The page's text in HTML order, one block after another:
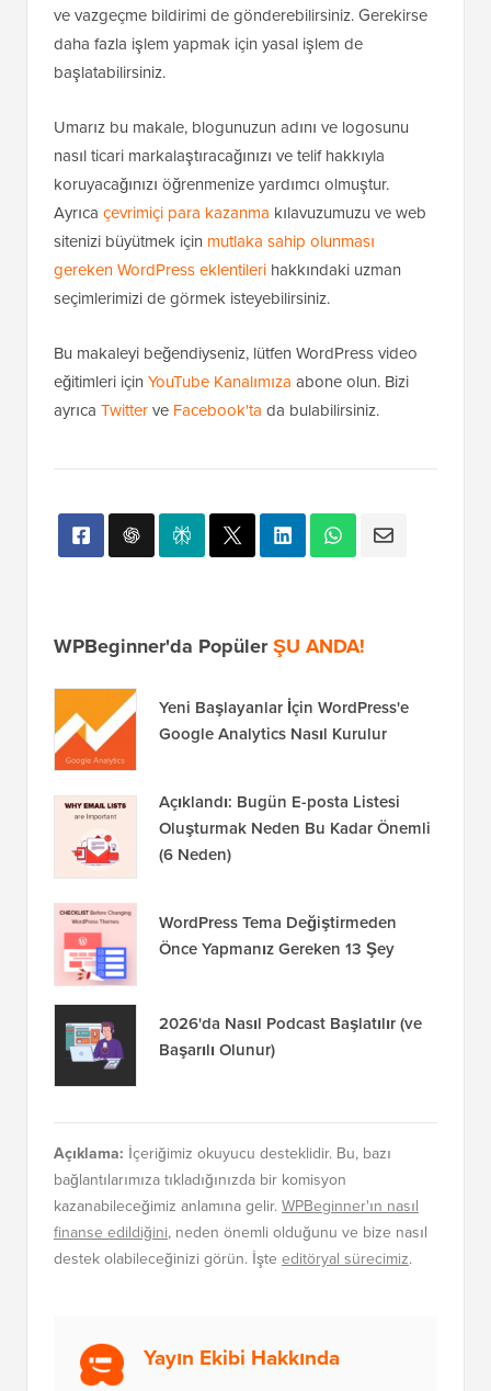
ve vazgeçme bildirimi de gönderebilirsiniz. Gerekirse
daha fazla işlem yapmak için yasal işlem de
başlatabilirsiniz.
Umarız bu makale, blogunuzun adını ve logosunu
nasıl ticari markalaştıracağınızı ve telif hakkıyla
koruyacağınızı öğrenmenize yardımcı olmuştur.
Ayrıca çevrimiçi para kazanma kılavuzumuzu ve web
sitenizi büyütmek için mutlaka sahip olunması
gereken WordPress eklentileri hakkındaki uzman
seçimlerimizi de görmek isteyebilirsiniz.
Bu makaleyi beğendiyseniz, lütfen WordPress video
eğitimleri için YouTube Kanalımıza abone olun. Bizi
ayrıca Twitterve Facebook'ta da bulabilirsiniz.
WPBeginner'da PopülerŞU ANDA!
Yeni Başlayanlar İçin WordPress'e
Google Analytics Nasıl Kurulur
Açıklandı: Bugün E-posta Listesi
Oluşturmak Neden Bu Kadar Önemli
(6 Neden)
WordPress Tema Değiştirmeden
Önce Yapmanız Gereken 13 Şey
2026'da Nasıl Podcast Başlatılır (ve
Başarılı Olunur)
Açıklama: İçeriğimiz okuyucu desteklidir. Bu, bazı
bağlantılarımıza tıkladığınızda bir komisyon
kazanabileceğimiz anlamına gelir.WPBeginner'ın nasıl
finanse edildiğini, neden önemli olduğunu ve bize nasıl
destek olabileceğinizi görün. İşte editöryal sürecimiz.
Yayın Ekibi Hakkında